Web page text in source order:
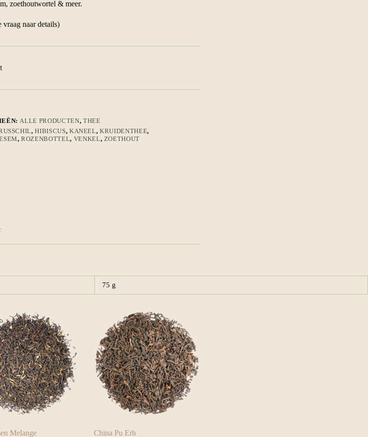
zoethoutwortel & meer.
naar details)
ALLE PRODUCTEN, THEE
,HIBISCUS, KANEEL,KRUIDENTHEE,
,ROZENBOTTEL, VENKEL, ZOETHOUT
75 g
Melange China Pu Erh